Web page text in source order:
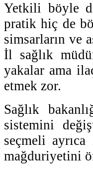
Yetkili böyle
pratik hiç de
simsarların ve
İl sağlık
yakalar ama
etmek zor.
Sağlık
sistemini
seçmeli
mağduriyetini